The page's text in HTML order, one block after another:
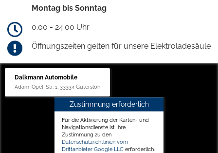
Montag bis Sonntag
0.00 - 24.00 Uhr
Öffnungszeiten gelten für unsere Elektroladesäule
Dalkmann Automobile
Adam-Opel-Str. 1, 33334 Gütersloh
Zustimmung erforderlich
Für die Aktivierung der Karten- und
Navigationsdienste ist Ihre
Zustimmung zu den
Datenschutzrichtlinien vom
Drittanbieter Google LLC erforderlich.